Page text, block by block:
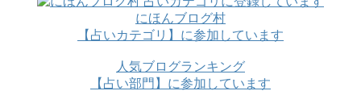
にほんブログ村
【占いカテゴリ】に参加しています
人気ブログランキング
【占い部門】に参加しています